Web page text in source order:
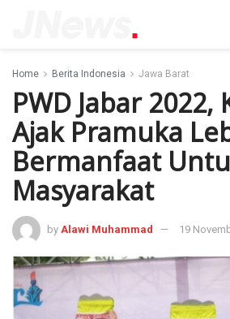
Home Berita Indonesia Jawa Barat
PWD Jabar 2022,
Ajak Pramuka
Bermanfaat
Masyarakat
by Alawi Muhammad 19